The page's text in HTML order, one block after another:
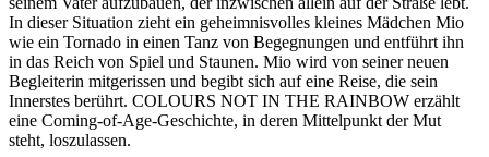
In dieser Situation zieht ein geheimnisvolles kleines Mädchen Mio
wie ein Tornado in einen Tanz von Begegnungen und entführt ihn
in das Reich von Spiel und Staunen. Mio wird von seiner neuen
Begleiterin mitgerissen und begibt sich auf eine Reise, die sein
Innerstes berührt. COLOURS NOT IN THE RAINBOW erzählt
eine Coming-of-Age-Geschichte, in deren Mittelpunkt der Mut
steht, loszulassen.